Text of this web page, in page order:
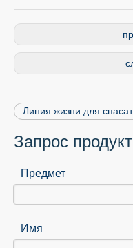
Линия жизни для
Запрос
Предмет
Имя